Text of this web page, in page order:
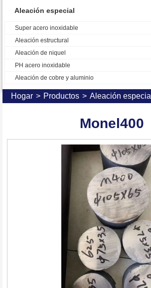
Aleación especial
Super acero inoxidable
Aleación estructural
Aleación de niquel
PH acero inoxidable
Aleación de cobre y aluminio
Hogar > Productos > Aleación especial
Monel400